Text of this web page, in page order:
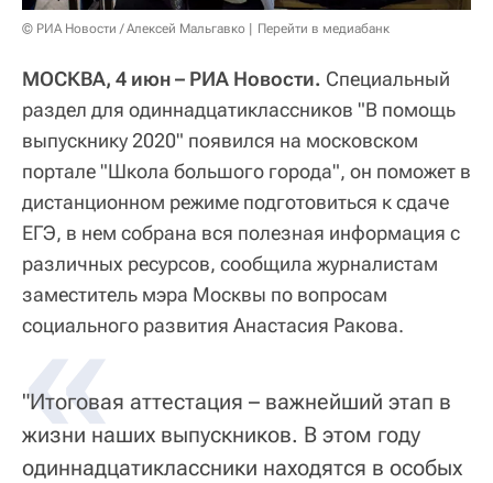
© РИА Новости / Алексей Мальгавко Перейти в медиабанк
МОСКВА, 4 июн – РИА Новости. Специальный
раздел для одиннадцатиклассников "В помощь
выпускнику 2020" появился на московском
портале "Школа большого города", он поможет в
дистанционном режиме подготовиться к сдаче
ЕГЭ, в нем собрана вся полезная информация с
различных ресурсов, сообщила журналистам
заместитель мэра Москвы по вопросам
социального развития Анастасия Ракова.
«
"Итоговая аттестация – важнейший этап в
жизни наших выпускников. В этом году
одиннадцатиклассники находятся в особых